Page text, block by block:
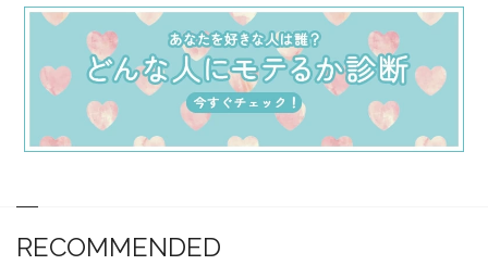
RECOMMENDED